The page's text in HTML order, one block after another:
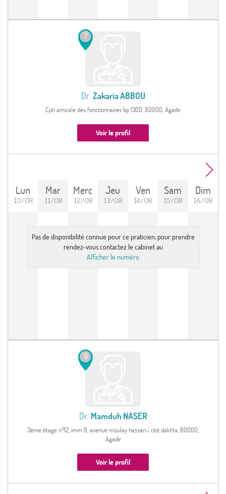
7
Dr. Zakaria ABBOU
Cph amicale des fonctionnaires bp 1300, 80000, Agadir
Voir le profil
Lun
10/08
Mar
11/08
Merc
12/08
Jeu
13/08
Ven
14/08
Sam
15/08
Dim
16/08
Pas de disponibilité connue pour ce praticien, pour prendre
rendez-vous contactez le cabinet au
Afficher le numéro
8
Dr. Mamduh NASER
3ème étage n°12, imm 8, avenue moulay hassan i, cité dakhla, 80000,
Agadir
Voir le profil